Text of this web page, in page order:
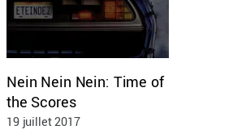
Nein Nein Nein: Time of
the Scores
19 juillet 2017